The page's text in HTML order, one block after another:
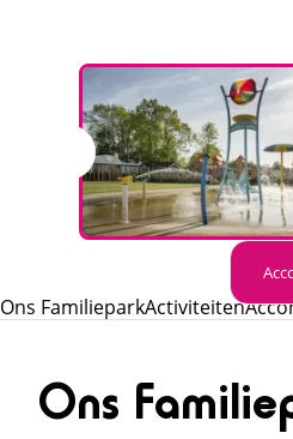
Ons FamilieparkActiviteiten
Ons